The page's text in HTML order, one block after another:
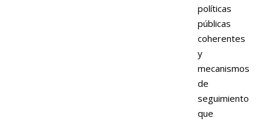
políticas
públicas
coherentes
y
mecanismos
de
seguimiento
que